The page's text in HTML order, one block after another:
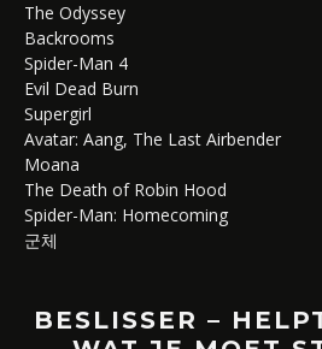
The Odyssey
Backrooms
Spider-Man 4
Evil Dead Burn
Supergirl
Avatar: Aang, The Last Airbender
Moana
The Death of Robin Hood
Spider-Man: Homecoming
군체
BESLISSER –